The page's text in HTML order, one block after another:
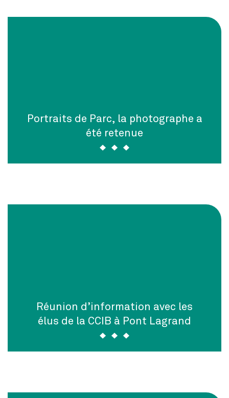
Portraits de Parc, la photographe a
été retenue
Réunion d’information avec les
élus de la CCIB à Pont Lagrand